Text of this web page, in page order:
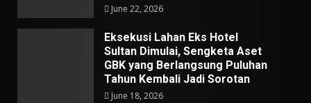
June 22, 2026
Eksekusi Lahan Eks Hotel
Sultan Dimulai, Sengketa Aset
GBK yang Berlangsung Puluhan
Tahun Kembali Jadi Sorotan
June 18, 2026